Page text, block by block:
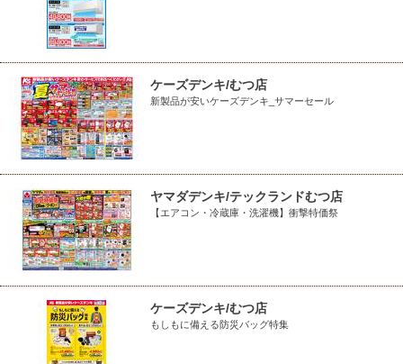
ケーズデンキ/むつ店
新製品が安いケーズデンキ_サマーセール
ヤマダデンキ/テックランドむつ店
【エアコン・冷蔵庫・洗濯機】衝撃特価祭
ケーズデンキ/むつ店
もしもに備える防災バッグ特集